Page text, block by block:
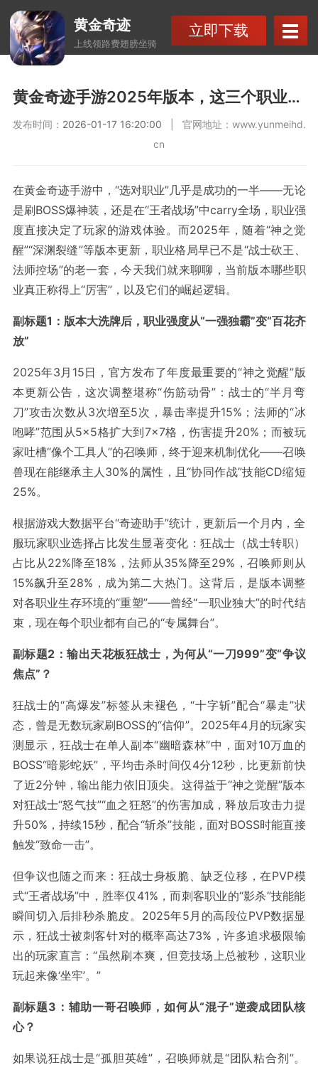
黄金奇迹
上线领路费翅膀坐骑
立即下载
黄金奇迹手游2025年版本，这三个职业凭什么成为版本答案？
发布时间： 2026-01-17 16:20:00 | 官网地址： www.yunmeihd.
cn
在黄金奇迹手游中，“选对职业”几乎是成功的一半——无论
是刷BOSS爆神装，还是在“王者战场”中carry全场，职业强
度直接决定了玩家的游戏体验。而2025年，随着“神之觉
醒”“深渊裂缝”等版本更新，职业格局早已不是“战士砍王、
法师控场”的老一套，今天我们就来聊聊，当前版本哪些职
业真正称得上“厉害”，以及它们的崛起逻辑。
副标题1：版本大洗牌后，职业强度从“一强独霸”变“百花齐
放”
2025年3月15日，官方发布了年度最重要的“神之觉醒”版
本更新公告，这次调整堪称“伤筋动骨”：战士的“半月弯
刀”攻击次数从3次增至5次，暴击率提升15%；法师的“冰
咆哮”范围从5×5格扩大到7×7格，伤害提升20%；而被玩
家吐槽“像个工具人”的召唤师，终于迎来机制优化——召唤
兽现在能继承主人30%的属性，且“协同作战”技能CD缩短
25%。
根据游戏大数据平台“奇迹助手”统计，更新后一个月内，全
服玩家职业选择占比发生显著变化：狂战士（战士转职）
占比从22%降至18%，法师从35%降至29%，召唤师则从
15%飙升至28%，成为第二大热门。这背后，是版本调整
对各职业生存环境的“重塑”——曾经“一职业独大”的时代结
束，现在每个职业都有自己的“专属舞台”。
副标题2：输出天花板狂战士，为何从“一刀999”变“争议
焦点”？
狂战士的“高爆发”标签从未褪色，“十字斩”配合“暴走”状
态，曾是无数玩家刷BOSS的“信仰”。2025年4月的玩家实
测显示，狂战士在单人副本“幽暗森林”中，面对10万血的
BOSS“暗影蛇妖”，平均击杀时间仅4分12秒，比更新前快
了近2分钟，输出能力依旧顶尖。这得益于“神之觉醒”版本
对狂战士“怒气技”“血之狂怒”的伤害加成，释放后攻击力提
升50%，持续15秒，配合“斩杀”技能，面对BOSS时能直接
触发“致命一击”。
但争议也随之而来：狂战士身板脆、缺乏位移，在PVP模
式“王者战场”中，胜率仅41%，而刺客职业的“影杀”技能能
瞬间切入后排秒杀脆皮。2025年5月的高段位PVP数据显
示，狂战士被刺客针对的概率高达73%，许多追求极限输
出的玩家直言：“虽然刷本爽，但竞技场上总被秒，这职业
玩起来像‘坐牢’。”
副标题3：辅助一哥召唤师，如何从“混子”逆袭成团队核
心？
如果说狂战士是“孤胆英雄”，召唤师就是“团队粘合剂”。